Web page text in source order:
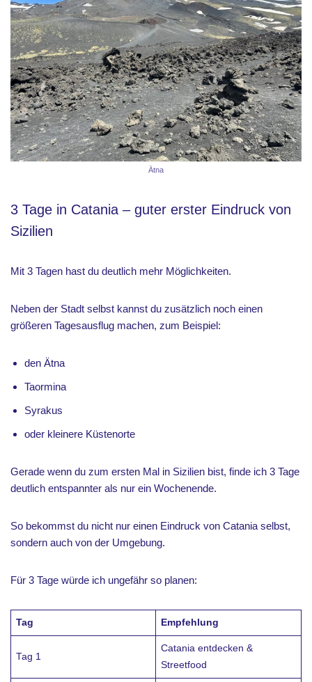
Ätna
3 Tage in Catania – guter erster Eindruck von
Sizilien
Mit 3 Tagen hast du deutlich mehr Möglichkeiten.
Neben der Stadt selbst kannst du zusätzlich noch einen
größeren Tagesausflug machen, zum Beispiel:
den Ätna
Taormina
Syrakus
oder kleinere Küstenorte
Gerade wenn du zum ersten Mal in Sizilien bist, finde ich 3 Tage
deutlich entspannter als nur ein Wochenende.
So bekommst du nicht nur einen Eindruck von Catania selbst,
sondern auch von der Umgebung.
Für 3 Tage würde ich ungefähr so planen:
Tag Empfehlung
Tag 1
Catania entdecken &
Streetfood